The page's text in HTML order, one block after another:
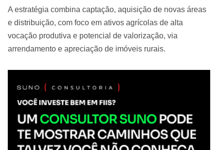
A estratégia combina captação, aquisição de novas áreas
e distribuição, com foco em ativos agrícolas de alta
vocação produtiva e potencial de valorização, via
arrendamento e apreciação de imóveis rurais.